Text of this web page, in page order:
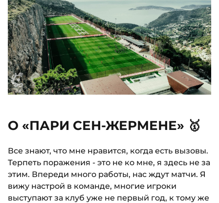
О «ПАРИ СЕН-ЖЕРМЕНЕ» 🥇
Все знают, что мне нравится, когда есть вызовы.
Терпеть поражения - это не ко мне, я здесь не за
этим. Впереди много работы, нас ждут матчи. Я
вижу настрой в команде, многие игроки
выступают за клуб уже не первый год, к тому же